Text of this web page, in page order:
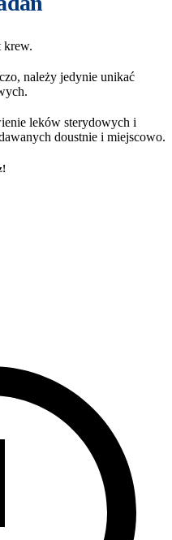
krew.
należy jedynie unikać
leków sterydowych i
doustnie i miejscowo.